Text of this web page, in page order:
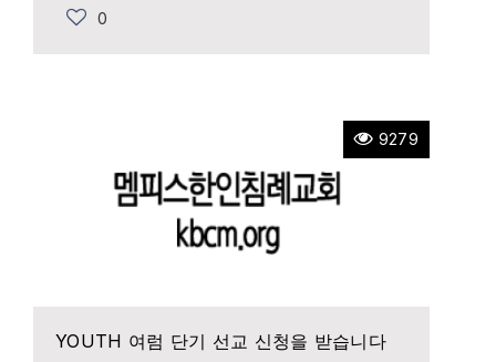
0
9279
YOUTH 여럼 단기 선교 신청을 받습니다